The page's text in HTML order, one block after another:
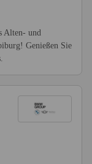
Alten- und
Genießen Sie